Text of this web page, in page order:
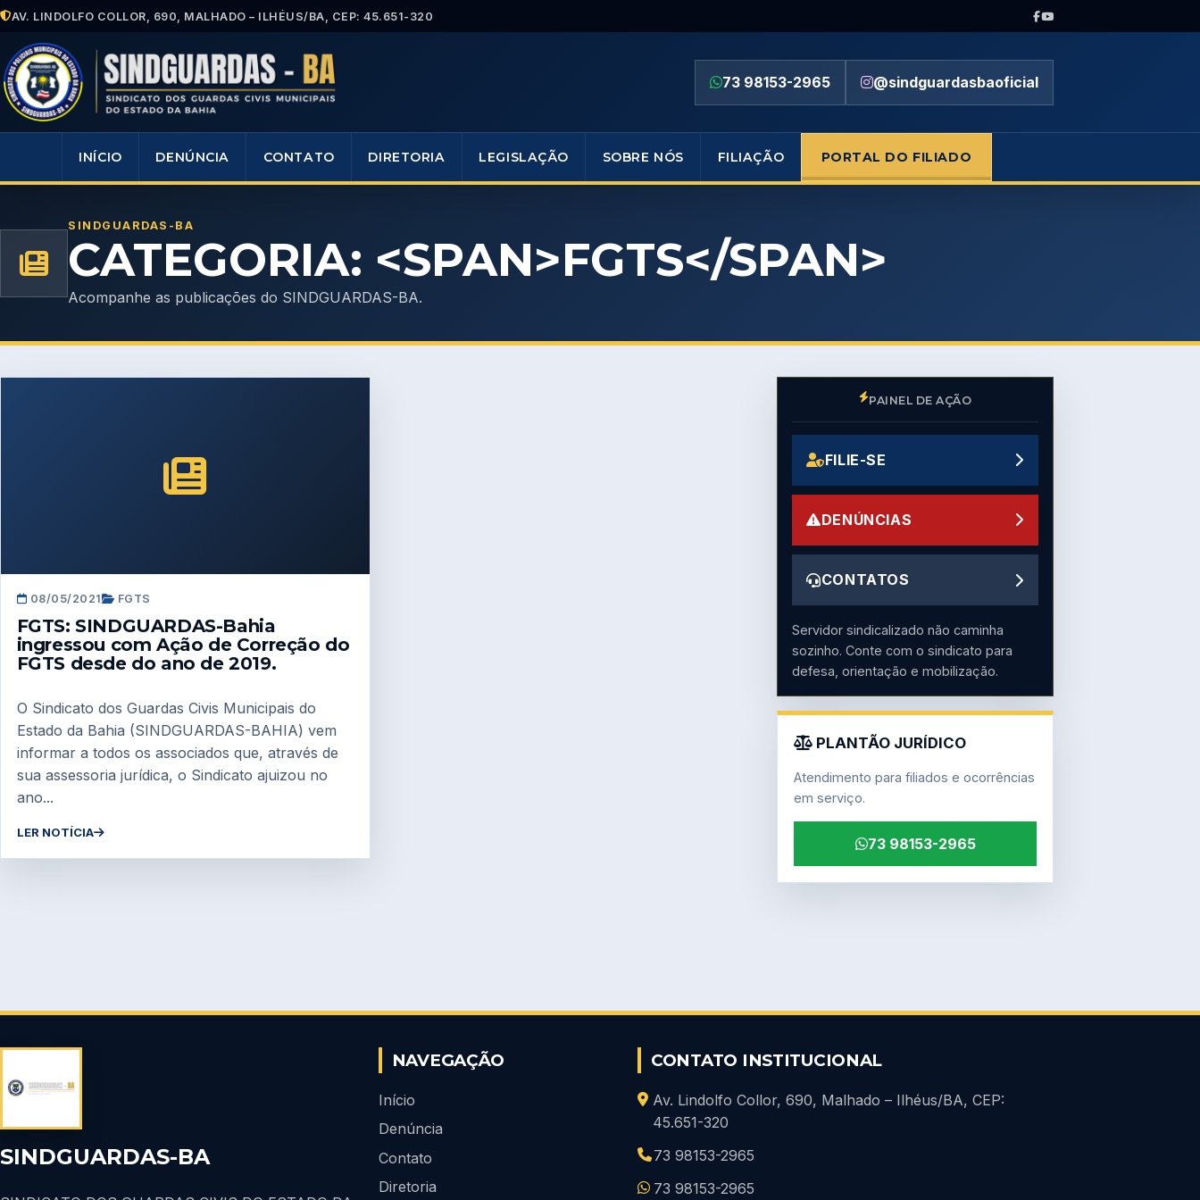
AV. LINDOLFO COLLOR, 690, MALHADO – ILHÉUS/BA, CEP: 45.651-320
73 98153-2965 @sindguardasbaoficial
INÍCIO DENÚNCIA CONTATO DIRETORIA LEGISLAÇÃO SOBRE NÓS FILIAÇÃO PORTAL DO FILIADO
SINDGUARDAS-BA
CATEGORIA: <SPAN>FGTS</SPAN>
Acompanhe as publicações do SINDGUARDAS-BA.
08/05/2021 FGTS
FGTS: SINDGUARDAS-Bahia
ingressou com Ação de Correção do
FGTS desde do ano de 2019.
O Sindicato dos Guardas Civis Municipais do
Estado da Bahia (SINDGUARDAS-BAHIA) vem
informar a todos os associados que, através de
sua assessoria jurídica, o Sindicato ajuizou no
ano...
LER NOTÍCIA
PAINEL DE AÇÃO
FILIE-SE
DENÚNCIAS
CONTATOS
Servidor sindicalizado não caminha
sozinho. Conte com o sindicato para
defesa, orientação e mobilização.
PLANTÃO JURÍDICO
Atendimento para filiados e ocorrências
em serviço.
73 98153-2965
SINDGUARDAS-BA
NAVEGAÇÃO
Início
Denúncia
Contato
Diretoria
CONTATO INSTITUCIONAL
Av. Lindolfo Collor, 690, Malhado – Ilhéus/BA, CEP:
45.651-320
73 98153-2965
73 98153-2965